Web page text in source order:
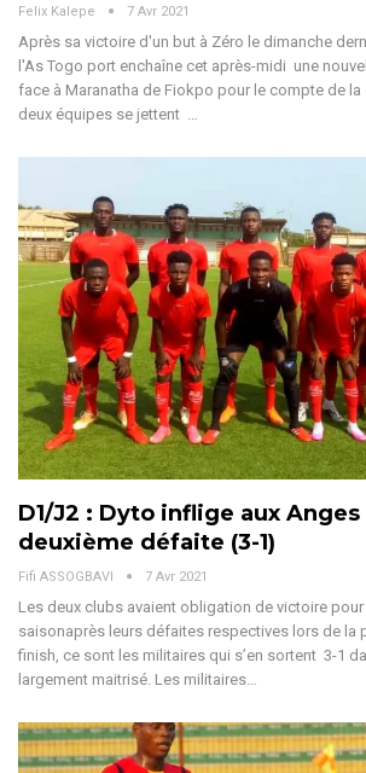
Felix Kalepe 7 Avr 2021
Après sa victoire d'un but à Zéro le dimanche
l'As Togo port enchaîne cet après-midi une
face à Maranatha de Fiokpo pour le compte de la
deux équipes se jettent …
D1/J2 : Dyto inflige aux Anges
deuxième défaite (3-1)
Fifi ASSOGBAVI 7 Avr 2021
Les deux clubs avaient obligation de victoire pour
saisonaprès leurs défaites respectives lors de la
finish, ce sont les militaires qui s’en sortent 3-1
largement maitrisé. Les militaires…